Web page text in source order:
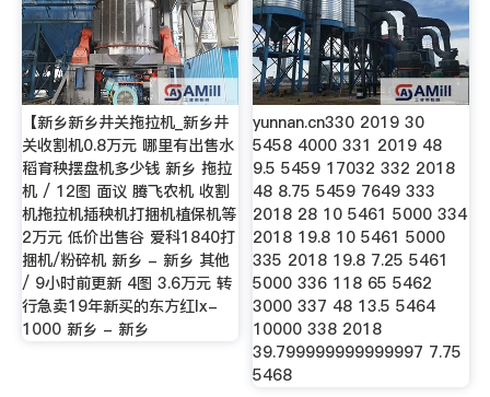
【新乡新乡井关拖拉机_新乡井
关收割机0.8万元 哪里有出售水
稻育秧摆盘机多少钱 新乡 拖拉
机 / 12图 面议 腾飞农机 收割
机拖拉机插秧机打捆机植保机等
2万元 低价出售谷 爱科1840打
捆机/粉碎机 新乡 - 新乡 其他
/ 9小时前更新 4图 3.6万元 转
行急卖19年新买的东方红lx-
1000 新乡 - 新乡
yunnan.cn330 2019 30
5458 4000 331 2019 48
9.5 5459 17032 332 2018
48 8.75 5459 7649 333
2018 28 10 5461 5000 334
2018 19.8 10 5461 5000
335 2018 19.8 7.25 5461
5000 336 118 65 5462
3000 337 48 13.5 5464
10000 338 2018
39.799999999999997 7.75
5468